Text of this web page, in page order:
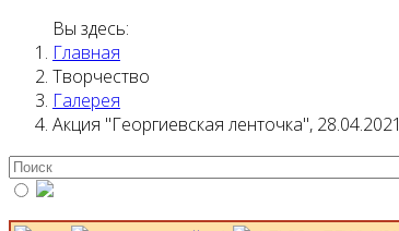
Вы здесь:
Главная
Творчество
Галерея
Акция "Георгиевская ленточка", 28.04.2021